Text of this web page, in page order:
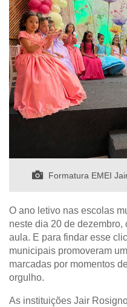
Formatura EMEI
O ano letivo nas escolas
neste dia 20 de
aula. E para findar esse
municipais promoveram
marcadas por momentos
orgulho.
As instituições Jair